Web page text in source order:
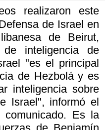
realizaron este
de Israel en
de Beirut,
inteligencia de
"es el principal
de Hezbolá y es
inteligencia sobre
Israel", informó el
Es la